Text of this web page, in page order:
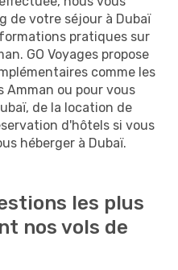
de votre séjour à Dubaï
pratiques sur
GO Voyages propose
comme les
ou pour vous
de la location de
d'hôtels si vous
héberger à Dubaï.
les plus
nos vols de